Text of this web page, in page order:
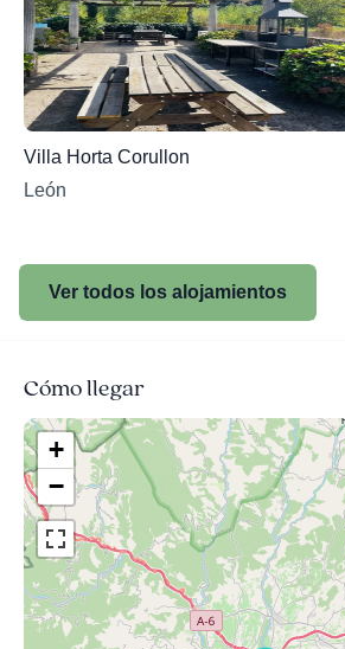
Villa Horta Corullon
León
Ver todos los alojamientos
Cómo llegar
+
−